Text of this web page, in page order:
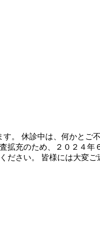
。 休診中は、何かとご
拡充のため、２０２４
さい。 皆様には大変ご